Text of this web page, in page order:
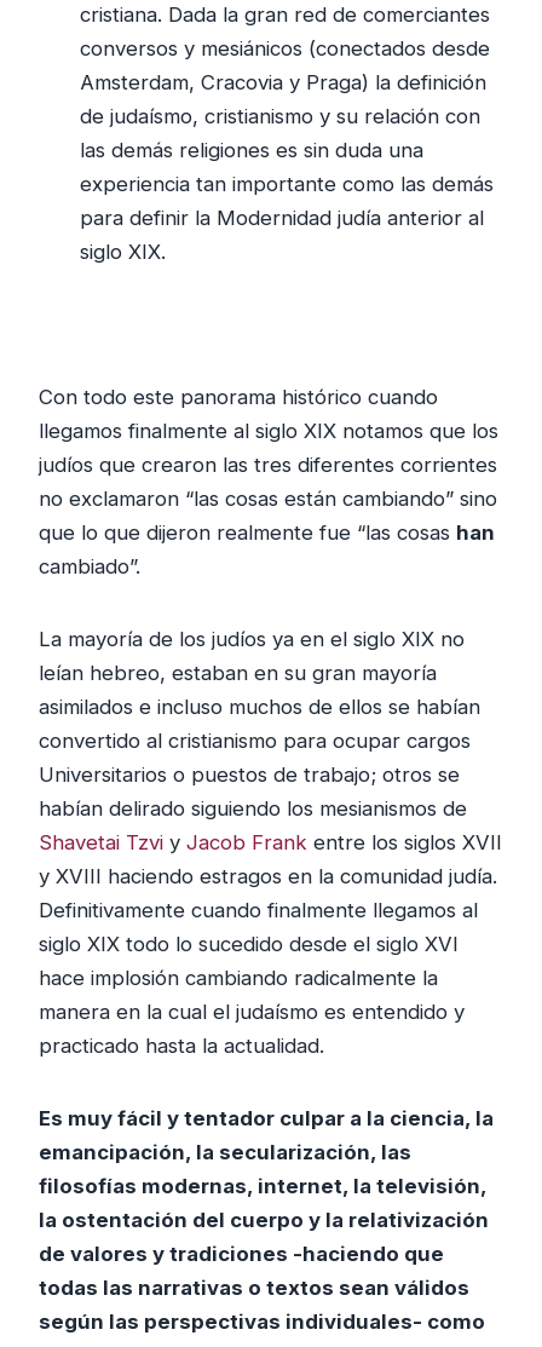
cristiana. Dada la gran red de comerciantes
conversos y mesiánicos (conectados desde
Amsterdam, Cracovia y Praga) la definición
de judaísmo, cristianismo y su relación con
las demás religiones es sin duda una
experiencia tan importante como las demás
para definir la Modernidad judía anterior al
siglo XIX.
Con todo este panorama histórico cuando
llegamos finalmente al siglo XIX notamos que los
judíos que crearon las tres diferentes corrientes
no exclamaron “las cosas están cambiando” sino
que lo que dijeron realmente fue “las cosas han
cambiado”.
La mayoría de los judíos ya en el siglo XIX no
leían hebreo, estaban en su gran mayoría
asimilados e incluso muchos de ellos se habían
convertido al cristianismo para ocupar cargos
Universitarios o puestos de trabajo; otros se
habían delirado siguiendo los mesianismos de
Shavetai Tzvi y Jacob Frank entre los siglos XVII
y XVIII haciendo estragos en la comunidad judía.
Definitivamente cuando finalmente llegamos al
siglo XIX todo lo sucedido desde el siglo XVI
hace implosión cambiando radicalmente la
manera en la cual el judaísmo es entendido y
practicado hasta la actualidad.
Es muy fácil y tentador culpar a la ciencia, la
emancipación, la secularización, las
filosofías modernas, internet, la televisión,
la ostentación del cuerpo y la relativización
de valores y tradiciones -haciendo que
todas las narrativas o textos sean válidos
según las perspectivas individuales- como